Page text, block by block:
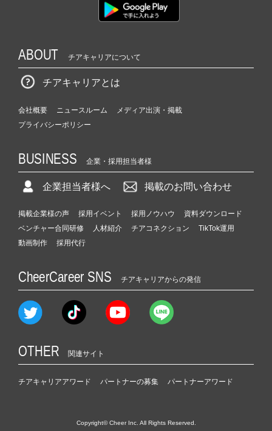
ABOUT チアキャリアについて
チアキャリアとは
会社概要 ニュースルーム
メディア出演・掲載
プライバシーポリシー
BUSINESS 企業・採用担当者様
企業担当者様へ 掲載のお問い合わせ
掲載企業様の声 採用イベント 採用ノウハウ
資料ダウンロード
ベンチャー合同研修
人材紹介 チアコネクション
TikTok運用
動画制作
採用代行
CheerCareer SNS チアキャリアからの発信
OTHER 関連サイト
チアキャリアアワード パートナーの募集 パートナーアワード
Copyright© Cheer Inc. All Rights Reserved.